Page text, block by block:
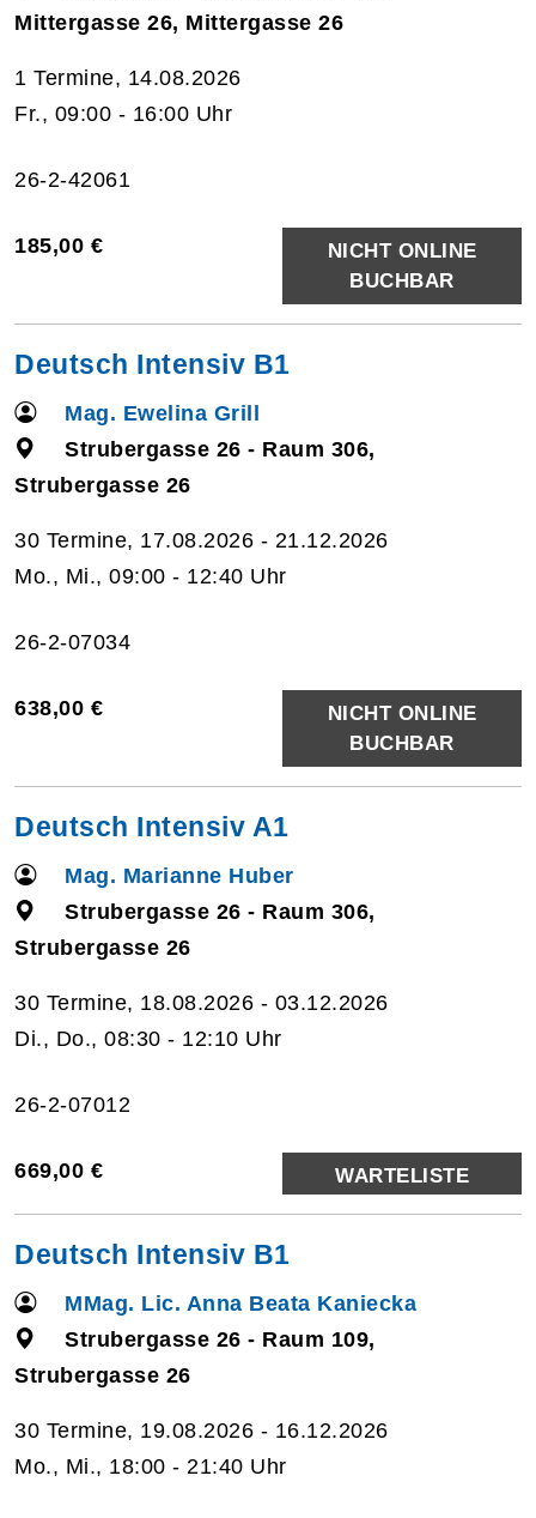
Mittergasse 26, Mittergasse 26
1 Termine, 14.08.2026
Fr., 09:00 - 16:00 Uhr
26-2-42061
185,00 €
NICHT ONLINE
BUCHBAR
Deutsch Intensiv B1
Mag. Ewelina Grill
Strubergasse 26 - Raum 306,
Strubergasse 26
30 Termine, 17.08.2026 - 21.12.2026
Mo., Mi., 09:00 - 12:40 Uhr
26-2-07034
638,00 €
NICHT ONLINE
BUCHBAR
Deutsch Intensiv A1
Mag. Marianne Huber
Strubergasse 26 - Raum 306,
Strubergasse 26
30 Termine, 18.08.2026 - 03.12.2026
Di., Do., 08:30 - 12:10 Uhr
26-2-07012
669,00 € WARTELISTE
Deutsch Intensiv B1
MMag. Lic. Anna Beata Kaniecka
Strubergasse 26 - Raum 109,
Strubergasse 26
30 Termine, 19.08.2026 - 16.12.2026
Mo., Mi., 18:00 - 21:40 Uhr